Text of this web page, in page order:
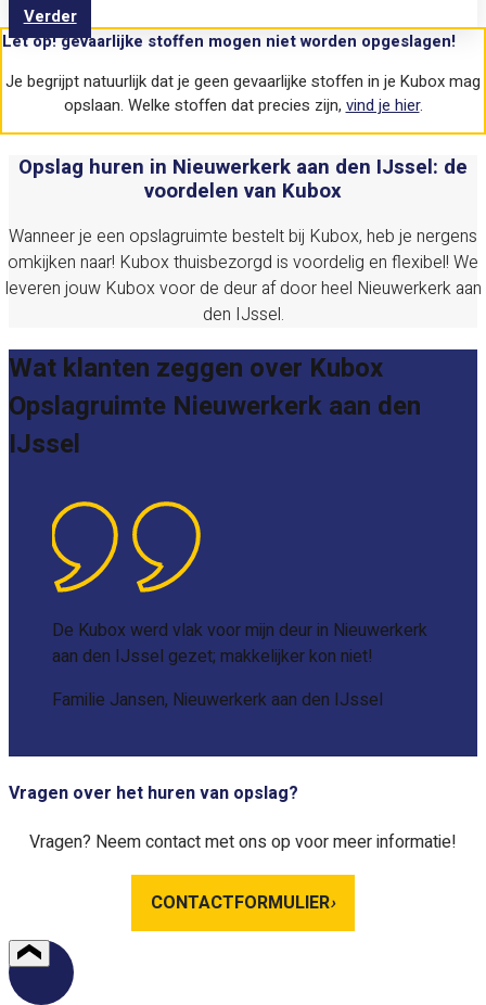
Verder
Let op! gevaarlijke stoffen mogen niet worden opgeslagen!
Je begrijpt natuurlijk dat je geen gevaarlijke stoffen in je Kubox mag
opslaan. Welke stoffen dat precies zijn, vind je hier.
Opslag huren in Nieuwerkerk aan den IJssel: de
voordelen van Kubox
Wanneer je een opslagruimte bestelt bij Kubox, heb je nergens
omkijken naar! Kubox thuisbezorgd is voordelig en flexibel! We
leveren jouw Kubox voor de deur af door heel Nieuwerkerk aan
den IJssel.
Wat klanten zeggen over Kubox
Opslagruimte Nieuwerkerk aan den
IJssel
De Kubox werd vlak voor mijn deur in Nieuwerkerk
aan den IJssel gezet; makkelijker kon niet!
Familie Jansen, Nieuwerkerk aan den IJssel
Vragen over het huren van opslag?
Vragen? Neem contact met ons op voor meer informatie!
CONTACTFORMULIER›